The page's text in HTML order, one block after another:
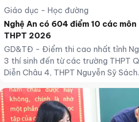
Giáo dục - Học đường
Nghệ An có 604 điểm 10 các
THPT 2026
GD&TĐ - Điểm thi cao nhất tỉnh
3 thí sinh đến từ các trường THPT
Diễn Châu 4, THPT Nguyễn Sỹ Sách.